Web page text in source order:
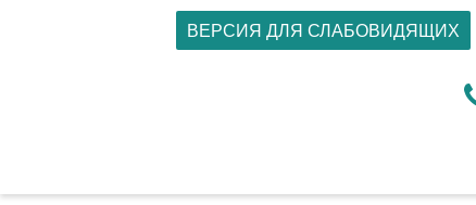
ВЕРСИЯ ДЛЯ СЛАБОВИДЯЩИХ